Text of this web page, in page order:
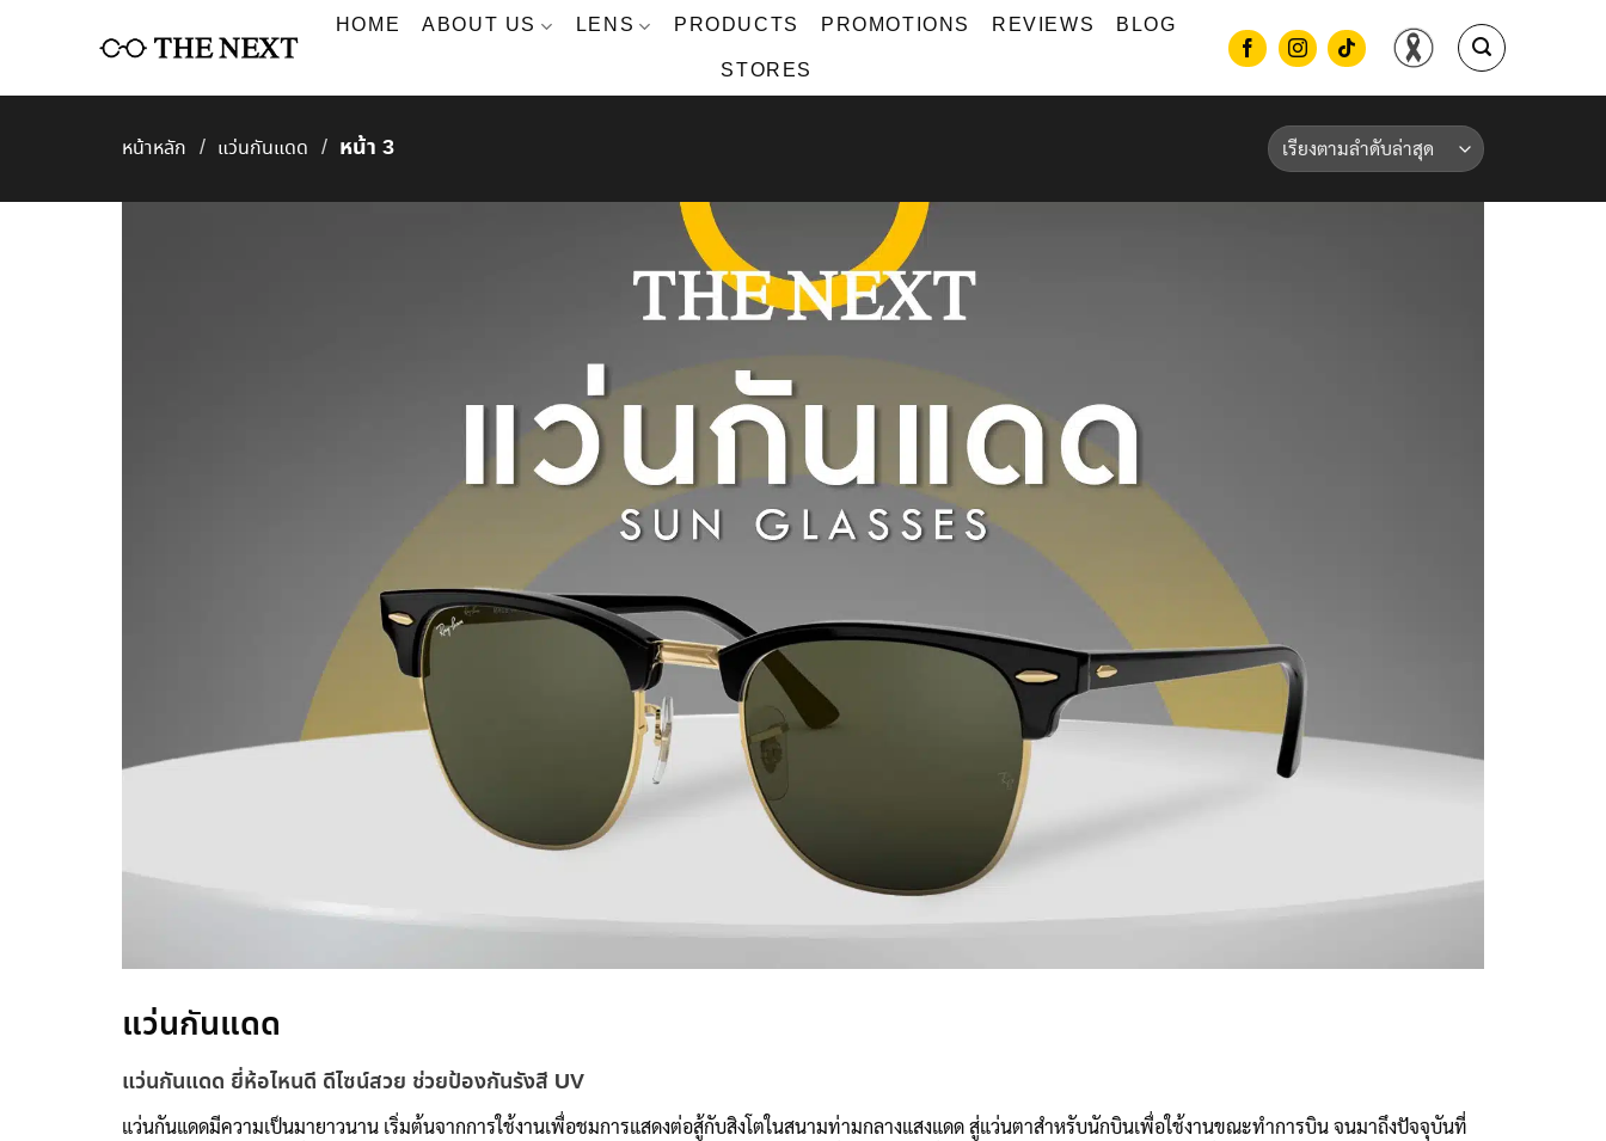
HOME ABOUT US LENS PRODUCTS PROMOTIONS REVIEWS
BLOG
STORES
หน้าหลัก / แว่นกันแดด / หน้า 3
แว่นกันแดด
แว่นกันแดด ยี่ห้อไหนดี ดีไซน์สวย ช่วยป้องกันรังสี UV
แว่นกันแดดมีความเป็นมายาวนาน เริ่มต้นจากการใช้งานเพื่อชมการแสดงต่อสู้กับสิงโตในสนามท่ามกลางแสงแดด สู่แว่นตาสำหรับนักบินเพื่อใช้งานขณะทำการบิน จนมาถึงปัจจุบันที่